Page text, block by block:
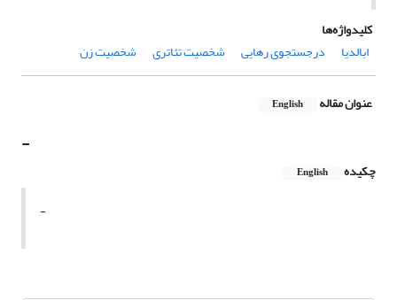
کلیدواژه‌ها
ابالدیا
درجستجوی رهایی شخصیت تئاتری شخصیت زن
عنوان مقاله English
-
چکیده English
-